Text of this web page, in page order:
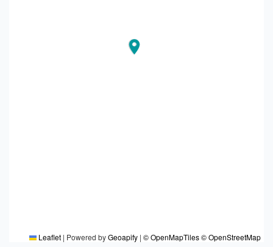
Leaflet | Powered byGeoapify | © OpenMapTiles© OpenStreetMap